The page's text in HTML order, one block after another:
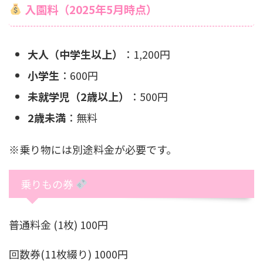
入園料（2025年5月時点）
大人（中学生以上）
：1,200円
小学生 ：600円
未就学児（2歳以上）
：500円
2歳未満 ：無料
※乗り物には別途料金が必要です。
乗りもの券
普通料金 (1枚) 100円
回数券(11枚綴り) 1000円